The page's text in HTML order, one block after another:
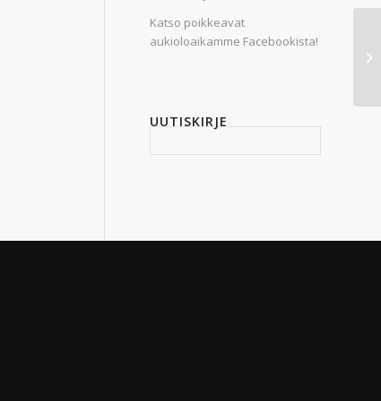
Katso poikkeavat
aukioloaikamme Facebookista!
UUTISKIRJE